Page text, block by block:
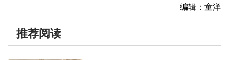
编辑：童洋
推荐阅读